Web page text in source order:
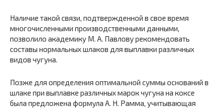
Наличие такой связи, подтвержденной в свое время
многочис­ленными производственными данными,
позволило академику М. А. Павлову рекомендовать
составы нормальных шлаков для выплавки различных
видов чугуна.
Позже для определения оптимальной суммы оснований в
шлаке при выплавке различных марок чугуна на коксе
была предложена формула А. Н. Рамма, учитывающая